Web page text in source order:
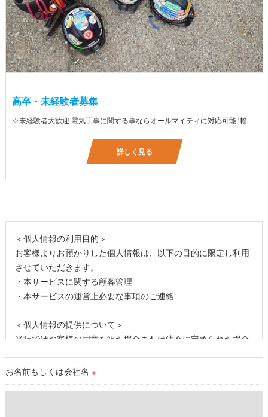
高卒・未経験者募集
☆未経験者大歓迎 電気工事に関する事ならオールマイティに対応可能‼幅広く技術を身に付けて頂けます（室内配線・室外配線、スイッチコンセント取付け、照明器具取付け、配電盤取付け、エアコン取付け、LANケーブル配線、アンテナ取付けなど） 先輩社員が一から指導を行うため未経験の方でも安心して働いていただけます♪ ☆資格支援制度あり 実績があるからこそ社内で教習と経験を積んでいただくことで資格を当社で発行できることができます。 【工具支給致します】 また新品工具と新品作業服を完全支給を致します。 高品質の作業服と工具入社してくれた方には支給致します♪
詳しく見る
＜個人情報の利用目的＞
お客様よりお預かりした個人情報は、以下の目的に限定し利用
させていただきます。
・本サービスに関する顧客管理
・本サービスの運営上必要な事項のご連絡
＜個人情報の提供について＞
当社ではお客様の同意を得た場合または法令に定められた場合
取得した個人情報を第三者に提供することはいたしません。
お名前もしくは会社名 ※